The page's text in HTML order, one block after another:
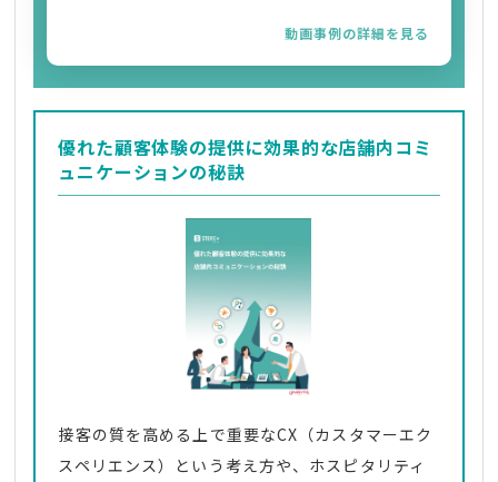
動画事例の詳細を見る
優れた顧客体験の提供に効果的な店舗内コミ
ュニケーションの秘訣
接客の質を高める上で重要なCX（カスタマーエク
スペリエンス）という考え方や、ホスピタリティ